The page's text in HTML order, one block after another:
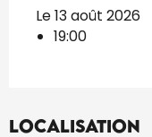
Le 13 août 2026
19:00
Localisation